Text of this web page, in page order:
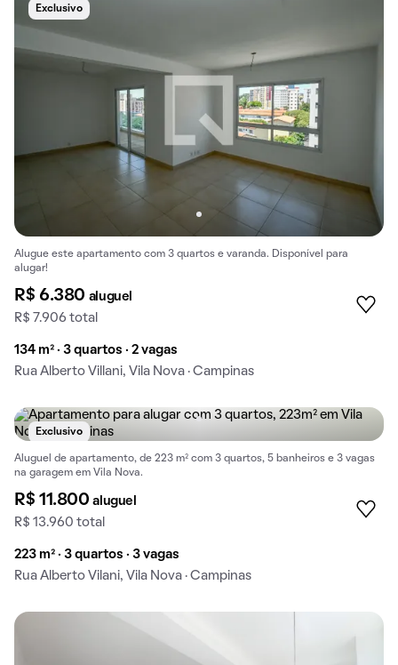
Exclusivo
Alugue este apartamento com 3 quartos e varanda. Disponível para
alugar!
R$ 6.380 aluguel
R$ 7.906 total
134 m² · 3 quartos · 2 vagas
Rua Alberto Villani, Vila Nova · Campinas
Exclusivo
Aluguel de apartamento, de 223 m² com 3 quartos, 5 banheiros e 3 vagas
na garagem em Vila Nova.
R$ 11.800aluguel
R$ 13.960 total
223 m² · 3 quartos · 3 vagas
Rua Alberto Vilani, Vila Nova · Campinas